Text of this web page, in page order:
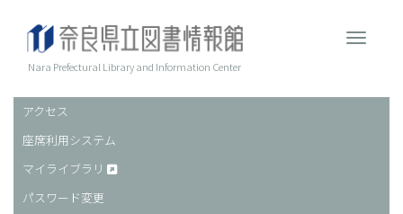
Nara Prefectural Library and Information Center
ヘ
ッ
ダ
ー
アクセス
座席利用システム
マイライブラリ
パスワード変更